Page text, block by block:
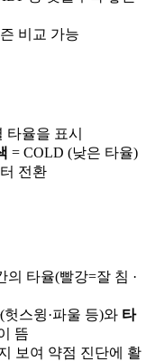
비교 가능
타율을 표시
= COLD (낮은 타율)
전환
의 타율(빨강=잘 침 ·
(헛스윙·파울 등)와 타
뜸
보여 약점 진단에 활